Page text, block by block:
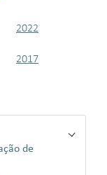
2022
2017
de